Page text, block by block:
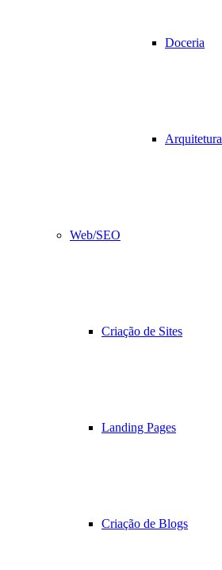
Doceria
Arquitetura
Web/SEO
Criação de Sites
Landing Pages
Criação de Blogs